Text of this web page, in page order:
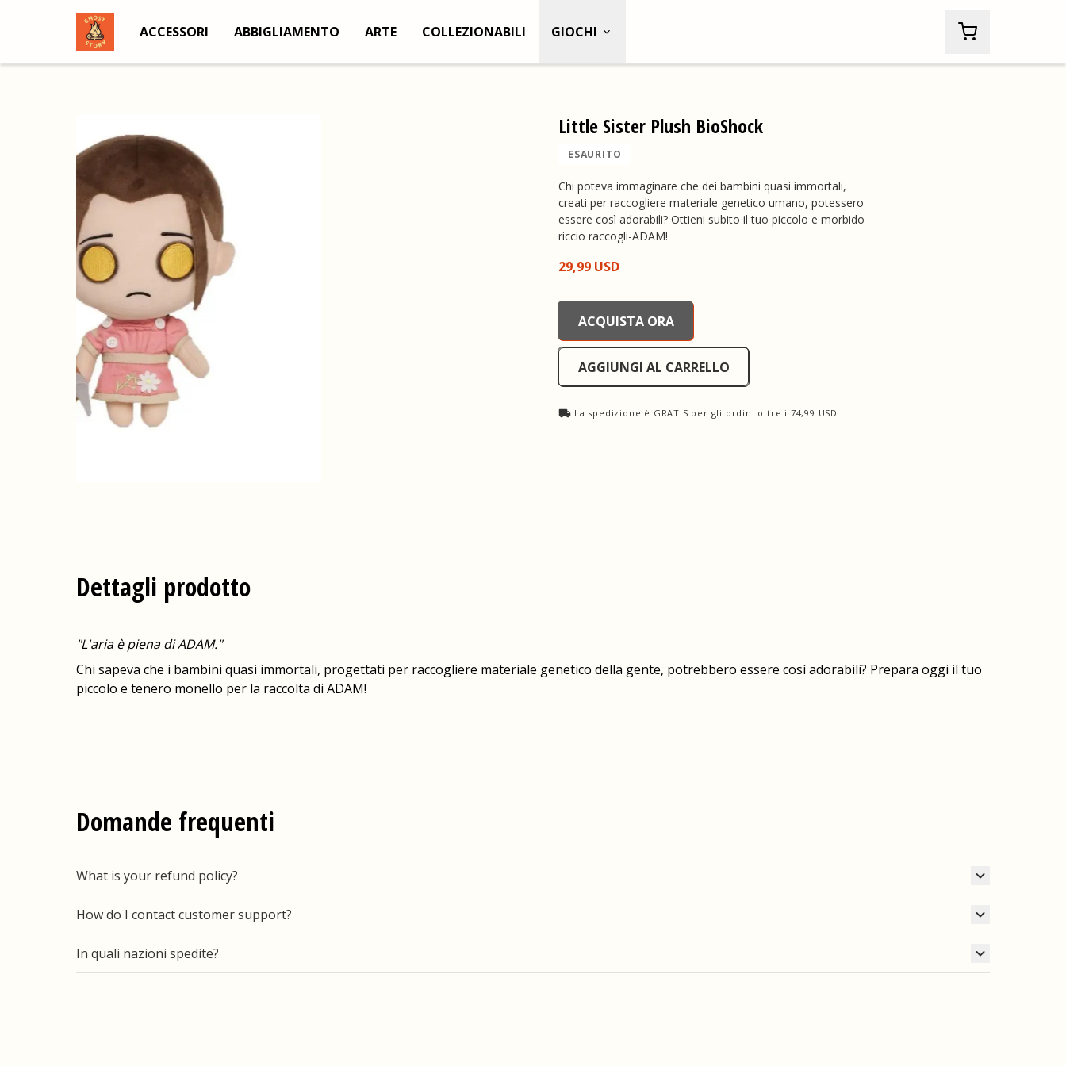
ACCESSORI ABBIGLIAMENTO ARTE COLLEZIONABILI GIOCHI
Little Sister Plush BioShock
ESAURITO
Chi poteva immaginare che dei bambini quasi immortali,
creati per raccogliere materiale genetico umano, potessero
essere così adorabili? Ottieni subito il tuo piccolo e morbido
riccio raccogli-ADAM!
29,99 USD
ACQUISTA ORA
AGGIUNGI AL CARRELLO
BioShock Little Sister Plush, , 29,99 USD
La spedizione è GRATIS per gli ordini oltre i 74,99 USD
Dettagli prodotto
"L'aria è piena di ADAM."
Chi sapeva che i bambini quasi immortali, progettati per raccogliere materiale genetico della gente, potrebbero essere così adorabili? Prepara oggi il tuo
piccolo e tenero monello per la raccolta di ADAM!
Domande frequenti
What is your refund policy?
How do I contact customer support?
In quali nazioni spedite?